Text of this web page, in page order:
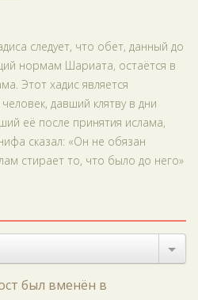
следует, что обет, данный до
нормам Шариата, остаётся в
Этот хадис является
давший клятву в дни
её после принятия ислама,
сказал: «Он не обязан
стирает то, что было до него»
был вменён в